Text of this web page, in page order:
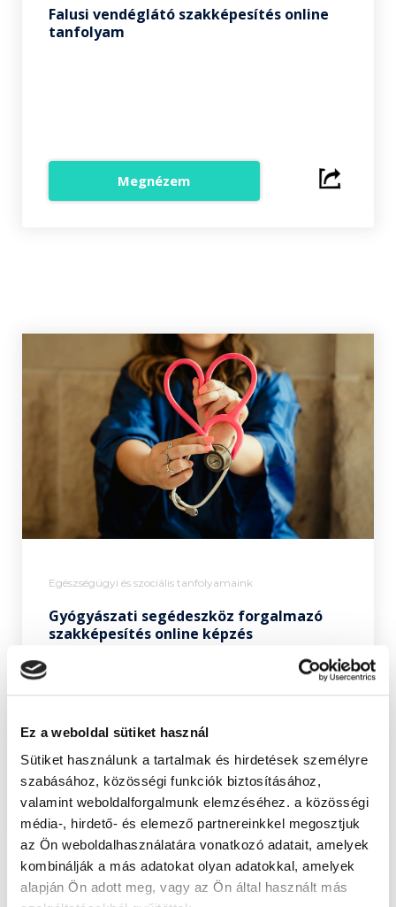
Ez a weboldal sütiket használ
Sütiket használunk a tartalmak és hirdetések személyre
szabásához, közösségi funkciók biztosításához,
valamint weboldalforgalmunk elemzéséhez. a közösségi
média-, hirdető- és elemező partnereinkkel megosztjuk
az Ön weboldalhasználatára vonatkozó adatait, amelyek
kombinálják a más adatokat olyan adatokkal, amelyek
alapján Ön adott meg, vagy az Ön által használt más
Falusi vendéglátó szakképesítés online
tanfolyam
Megnézem
Egészségügyi és szociális tanfolyamaink
Gyógyászati segédeszköz forgalmazó
szakképesítés online képzés
Megnézem